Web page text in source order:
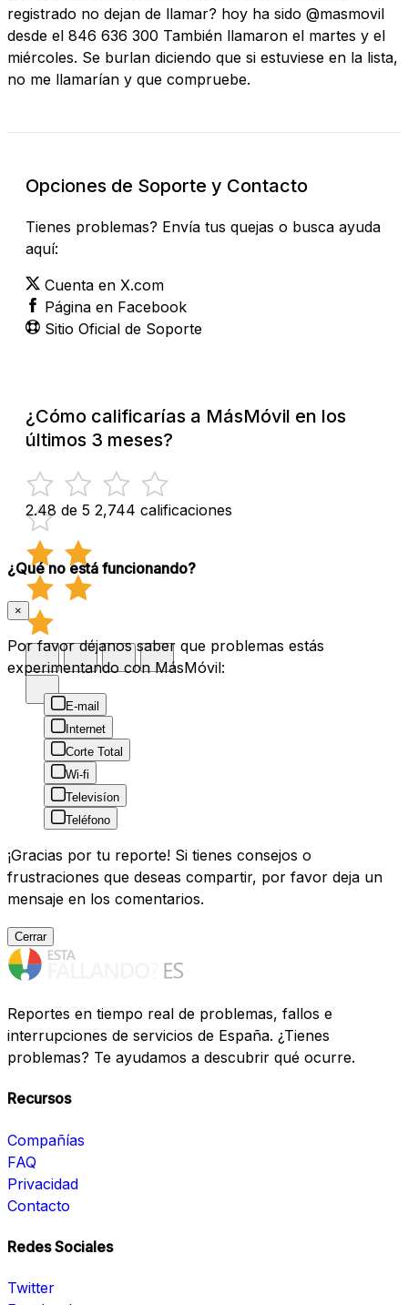
registrado no dejan de llamar? hoy ha sido @masmovil
desde el 846 636 300 También llamaron el martes y el
miércoles. Se burlan diciendo que si estuviese en la lista,
no me llamarían y que compruebe.
Opciones de Soporte y Contacto
Tienes problemas? Envía tus quejas o busca ayuda
aquí:
Cuenta en X.com
Página en Facebook
Sitio Oficial de Soporte
¿Cómo calificarías a MásMóvil en los
últimos 3 meses?
2.48 de 5 2,744 calificaciones
¿Qué no está funcionando?
×
Por favor déjanos saber que problemas estás
experimentando con MásMóvil:
E-mail
Internet
Corte Total
Wi-fi
Televisíon
Teléfono
¡Gracias por tu reporte! Si tienes consejos o
frustraciones que deseas compartir, por favor deja un
mensaje en los comentarios.
Cerrar
Reportes en tiempo real de problemas, fallos e
interrupciones de servicios de España. ¿Tienes
problemas? Te ayudamos a descubrir qué ocurre.
Recursos
Compañías
FAQ
Privacidad
Contacto
Redes Sociales
Twitter